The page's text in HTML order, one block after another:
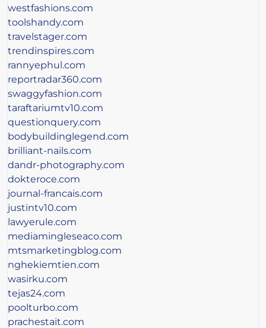
westfashions.com
toolshandy.com
travelstager.com
trendinspires.com
rannyephul.com
reportradar360.com
swaggyfashion.com
taraftariumtv10.com
questionquery.com
bodybuildinglegend.com
brilliant-nails.com
dandr-photography.com
dokteroce.com
journal-francais.com
justintv10.com
lawyerule.com
mediamingleseaco.com
mtsmarketingblog.com
nghekiemtien.com
wasirku.com
tejas24.com
poolturbo.com
prachestait.com